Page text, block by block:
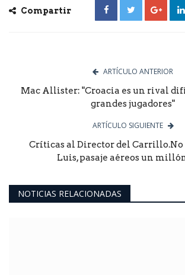
Compartir
ARTÍCULO ANTERIOR
Mac Allister: "Croacia es un rival
grandes jugadores"
ARTÍCULO SIGUIENTE
Críticas al Director del Carrillo.No
Luis, pasaje aéreos un
NOTICIAS RELACIONADAS